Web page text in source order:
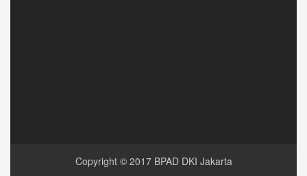
Copyright © 2017 BPAD DKI Jakarta